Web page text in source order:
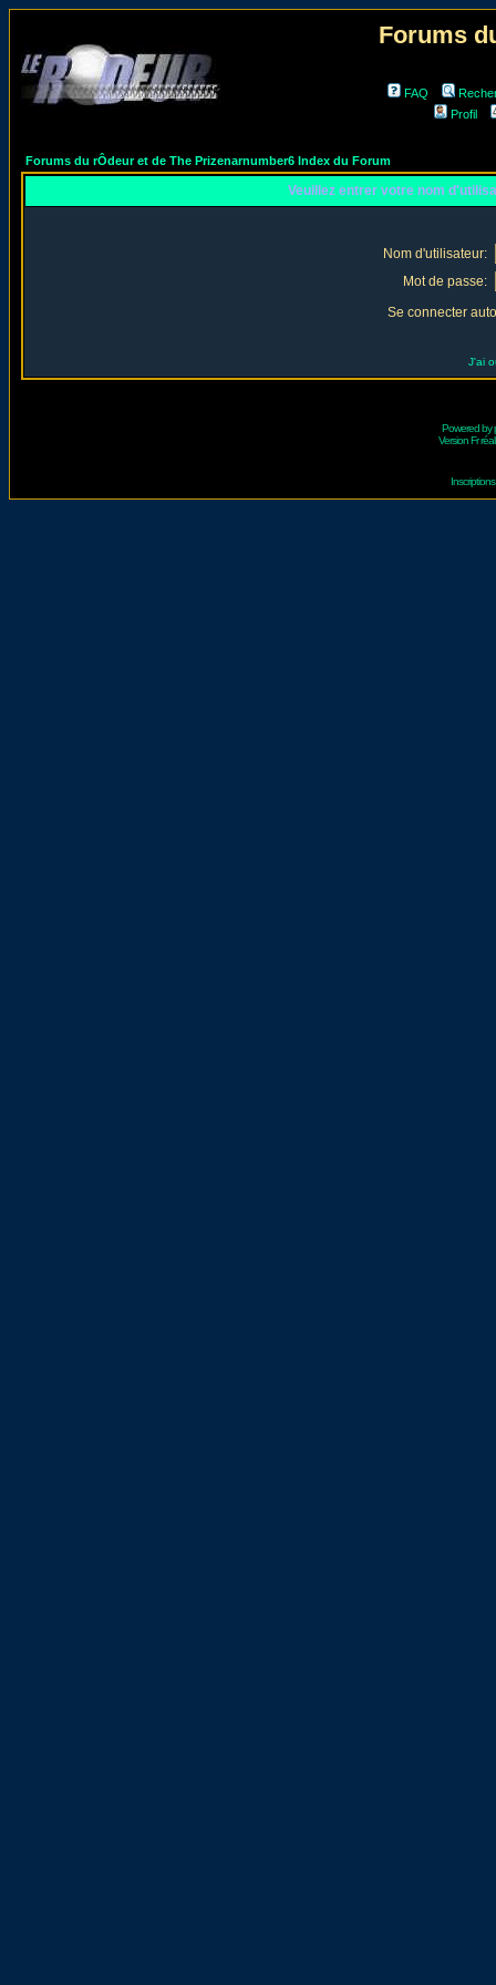
Forums
FAQ
Profil
Forums du rÔdeur et de The Prizenarnumber6 Index du Forum
Veuillez entrer votre nom
Nom d'utilisateur:
Mot de passe:
Se connecter
J'ai
Powered by
Version Fr